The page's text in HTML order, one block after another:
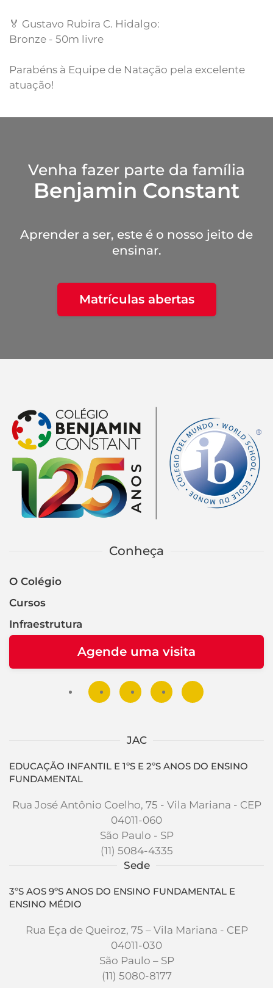
🏅 Gustavo Rubira C. Hidalgo:
Bronze - 50m livre
Parabéns à Equipe de Natação pela excelente
atuação!
Venha fazer parte da família
Benjamin Constant
Aprender a ser, este é o nosso jeito de
ensinar.
Matrículas abertas
Conheça
O Colégio
Cursos
Infraestrutura
Agende uma visita
JAC
EDUCAÇÃO INFANTIL E 1ºS E 2ºS ANOS DO ENSINO
FUNDAMENTAL
Rua José Antônio Coelho, 75 - Vila Mariana - CEP
04011-060
São Paulo - SP
(11) 5084-4335
Sede
3ºS AOS 9ºS ANOS DO ENSINO FUNDAMENTAL E
ENSINO MÉDIO
Rua Eça de Queiroz, 75 – Vila Mariana - CEP
04011-030
São Paulo – SP
(11) 5080-8177